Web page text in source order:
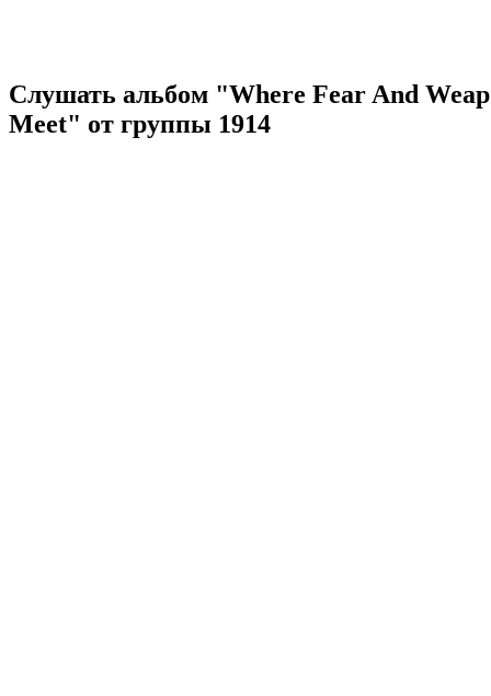
Слушать альбом "Where Fear And
Meet" от группы 1914